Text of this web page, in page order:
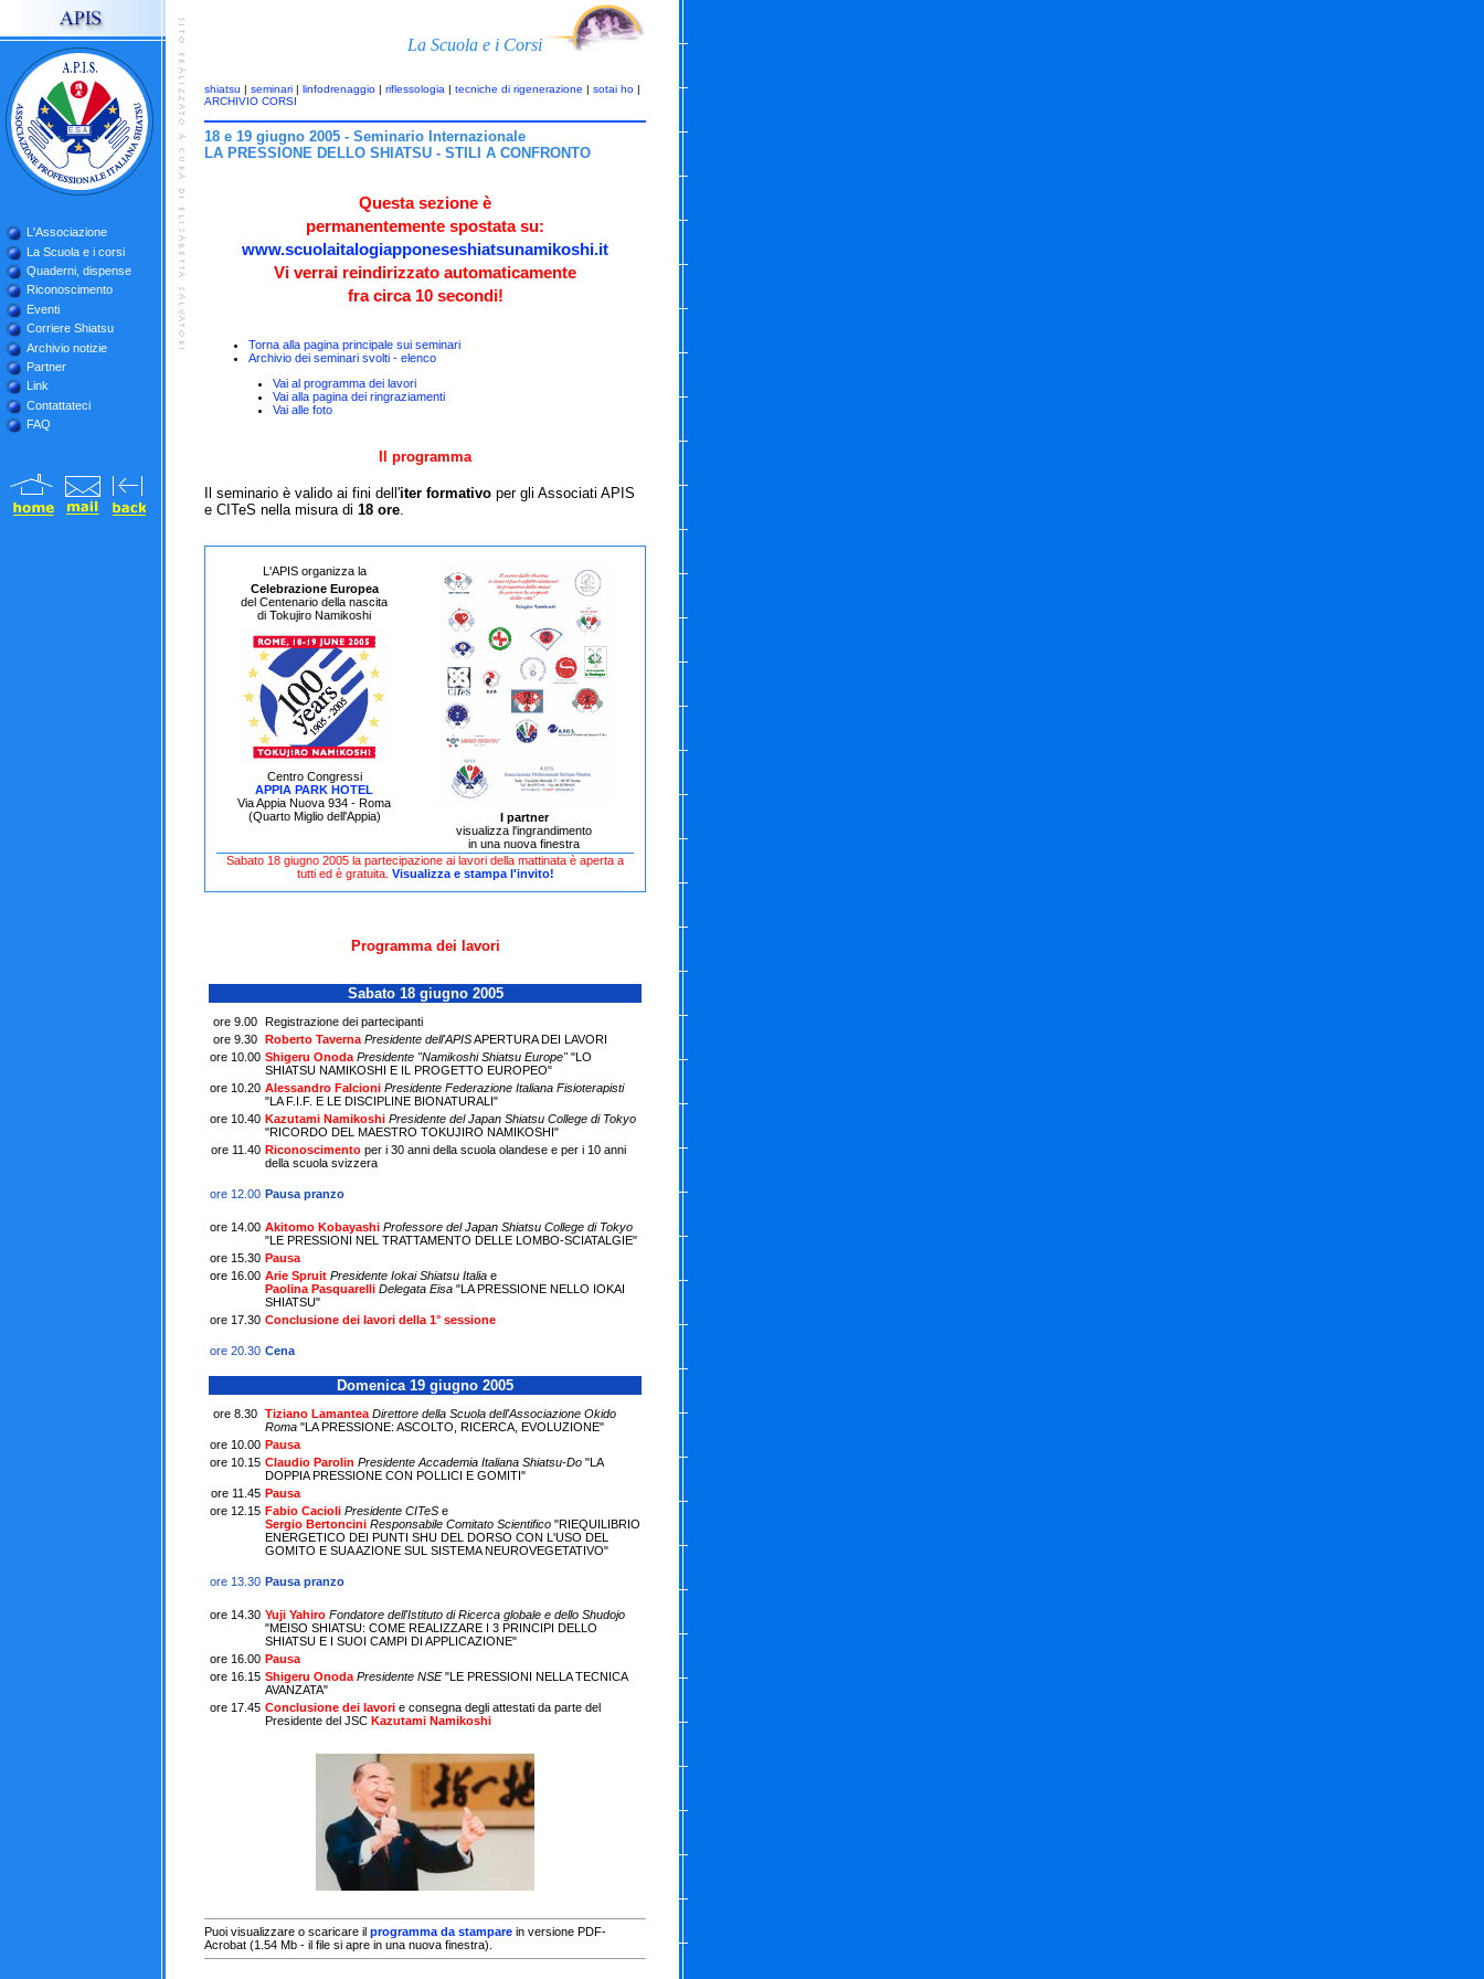
L'Associazione
La Scuola e i corsi
Quaderni, dispense
Riconoscimento
Eventi
Corriere Shiatsu
Archivio notizie
Partner
Link
Contattateci
FAQ
La Scuola e i Corsi
shiatsu | seminari | linfodrenaggio | riflessologia | tecniche di rigenerazione | sotai ho |
ARCHIVIO CORSI
18 e 19 giugno 2005 - Seminario Internazionale
LA PRESSIONE DELLO SHIATSU - STILI A CONFRONTO
Questa sezione è
permanentemente spostata su:
www.scuolaitalogiapponeseshiatsunamikoshi.it
Vi verrai reindirizzato automaticamente
fra circa 10 secondi!
Torna alla pagina principale sui seminari
Archivio dei seminari svolti - elenco
Vai al programma dei lavori
Vai alla pagina dei ringraziamenti
Vai alle foto
Il programma
Il seminario è valido ai fini dell'iter formativo per gli Associati APIS
e CITeS nella misura di 18 ore.
L'APIS organizza la
Celebrazione Europea
del Centenario della nascita
di Tokujiro Namikoshi
Centro Congressi
APPIA PARK HOTEL
Via Appia Nuova 934 - Roma
(Quarto Miglio dell'Appia)
I partner
visualizza l'ingrandimento
in una nuova finestra
Sabato 18 giugno 2005 la partecipazione ai lavori della mattinata è aperta a
tutti ed è gratuita. Visualizza e stampa l'invito!
Programma dei lavori
Sabato 18 giugno 2005
ore 9.00 Registrazione dei partecipanti
ore 9.30 Roberto Taverna Presidente dell'APISAPERTURA DEI LAVORI
ore 10.00 Shigeru Onoda Presidente "Namikoshi Shiatsu Europe" "LO
SHIATSU NAMIKOSHI E IL PROGETTO EUROPEO"
ore 10.20 Alessandro Falcioni Presidente Federazione Italiana Fisioterapisti
"LAF.I.F. E LE DISCIPLINE BIONATURALI"
ore 10.40 Kazutami Namikoshi Presidente del Japan Shiatsu College di Tokyo
"RICORDO DEL MAESTRO TOKUJIRO NAMIKOSHI"
ore 11.40 Riconoscimento per i 30 anni della scuola olandese e per i 10 anni
della scuola svizzera
ore 12.00 Pausa pranzo
ore 14.00 Akitomo Kobayashi Professore del Japan Shiatsu College di Tokyo
"LE PRESSIONI NEL TRATTAMENTO DELLE LOMBO-SCIATALGIE"
ore 15.30 Pausa
ore 16.00 Arie Spruit Presidente Iokai Shiatsu Italia e
Paolina Pasquarelli Delegata Eisa "LA PRESSIONE NELLO IOKAI
SHIATSU"
ore 17.30 Conclusione dei lavori della 1° sessione
ore 20.30 Cena
Domenica 19 giugno 2005
ore 8.30 Tiziano Lamantea Direttore della Scuola dell'Associazione Okido
Roma "LA PRESSIONE: ASCOLTO, RICERCA, EVOLUZIONE"
ore 10.00 Pausa
ore 10.15 Claudio Parolin Presidente Accademia Italiana Shiatsu-Do "LA
DOPPIA PRESSIONE CON POLLICI E GOMITI"
ore 11.45 Pausa
ore 12.15 Fabio Cacioli Presidente CITeS e
Sergio Bertoncini Responsabile Comitato Scientifico "RIEQUILIBRIO
ENERGETICO DEI PUNTI SHU DEL DORSO CON L'USO DEL
GOMITO E SUA AZIONE SUL SISTEMA NEUROVEGETATIVO"
ore 13.30 Pausa pranzo
ore 14.30 Yuji Yahiro Fondatore dell'Istituto di Ricerca globale e dello Shudojo
"MEISO SHIATSU: COME REALIZZARE I 3 PRINCIPI DELLO
SHIATSU E I SUOI CAMPI DI APPLICAZIONE"
ore 16.00 Pausa
ore 16.15 Shigeru Onoda Presidente NSE "LE PRESSIONI NELLA TECNICA
AVANZATA"
ore 17.45 Conclusione dei lavori e consegna degli attestati da parte del
Presidente del JSC Kazutami Namikoshi
Puoi visualizzare o scaricare il programma da stampare in versione PDF-
Acrobat (1.54 Mb - il file si apre in una nuova finestra).